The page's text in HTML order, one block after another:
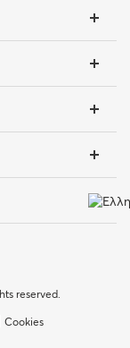
reserved.
Cookies